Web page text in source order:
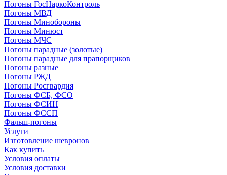
Погоны ГосНаркоКонтроль
Погоны МВД
Погоны Минобороны
Погоны Минюст
Погоны МЧС
Погоны парадные (золотые)
Погоны парадные для прапорщиков
Погоны разные
Погоны РЖД
Погоны Росгвардия
Погоны ФСБ, ФСО
Погоны ФСИН
Погоны ФССП
Фальш-погоны
Услуги
Изготовление шевронов
Как купить
Условия оплаты
Условия доставки